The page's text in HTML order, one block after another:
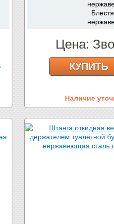
Цена:
КУПИТЬ
Наличие